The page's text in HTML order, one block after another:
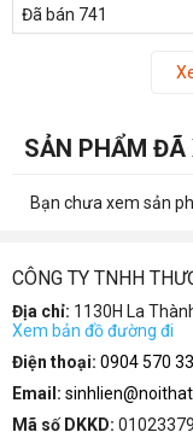
Đã bán 741
SẢN PHẨM ĐÃ
Bạn chưa xem sản
CÔNG TY TNHH
Địa chỉ: 1130H La
Xem bản đồ đường đi
Điện thoại: 0904 570
Email:
Mã số DKKD: